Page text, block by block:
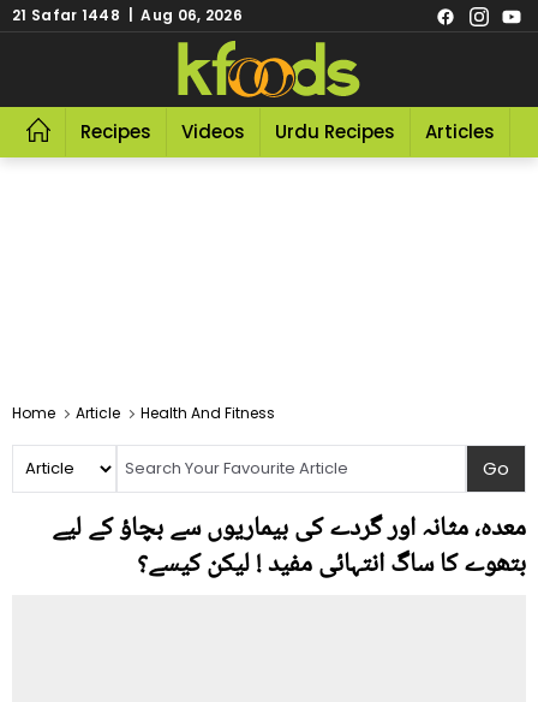
21 Safar 1448 | Aug 06, 2026
Recipes Videos Urdu Recipes Articles
Home Article Health And Fitness
معدہ، مثانہ اور گردے کی بیماریوں سے بچاؤ کے لیے
بتھوے کا ساگ انتہائی مفید ! لیکن کیسے؟